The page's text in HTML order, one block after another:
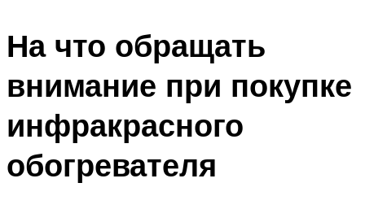
На что обращать
внимание при покупке
инфракрасного
обогревателя